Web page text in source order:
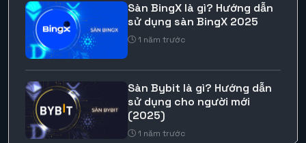
Sàn BingX là gì? Hướng dẫn
sử dụng sàn BingX 2025
1 năm trước
Sàn Bybit là gì? Hướng dẫn
sử dụng cho người mới
(2025)
1 năm trước